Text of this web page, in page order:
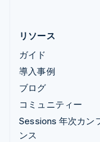
リソース
ガイド
導入事例
ブログ
コミュニティー
Sessions 年次カン
ンス